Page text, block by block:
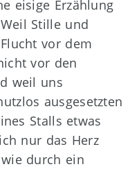
eisige Erzählung
Stille und
vor dem
vor den
weil uns
ausgesetzten
Stalls etwas
nur das Herz
durch ein